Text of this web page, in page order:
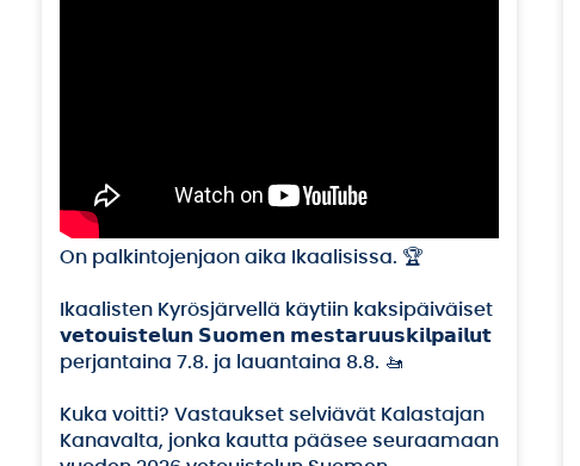
On palkintojenjaon aika Ikaalisissa. 🏆
Ikaalisten Kyrösjärvellä käytiin kaksipäiväiset
𝘃𝗲𝘁𝗼𝘂𝗶𝘀𝘁𝗲𝗹𝘂𝗻 𝗦𝘂𝗼𝗺𝗲𝗻 𝗺𝗲𝘀𝘁𝗮𝗿𝘂𝘂𝘀𝗸𝗶𝗹𝗽𝗮𝗶𝗹𝘂𝘁
perjantaina 7.8. ja lauantaina 8.8. 🚤
Kuka voitti? Vastaukset selviävät Kalastajan
Kanavalta, jonka kautta pääsee seuraamaan